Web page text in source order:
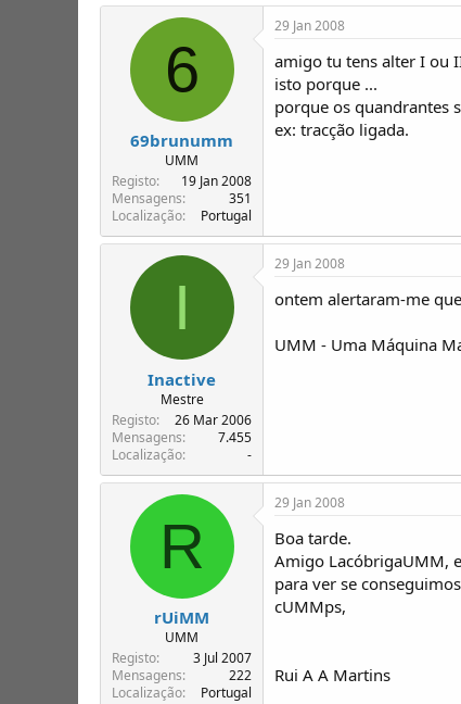
i
6
69brunumm
UMM
Registo
19 Jan 2008
Mensagens
351
Localização
Portugal
29 Jan 2008
amigo tu tens alter I ou
isto porque ...
porque os quandrantes
ex: tracção ligada.
I
Inactive
Mestre
Registo
26 Mar 2006
Mensagens
7.455
Localização
-
29 Jan 2008
ontem alertaram-me
UMM - Uma Máquina
R
rUiMM
UMM
Registo
3 Jul 2007
Mensagens
222
Localização
Portugal
29 Jan 2008
Boa tarde.
Amigo LacóbrigaUMM,
para ver se
cUMMps,
Rui A A Martins